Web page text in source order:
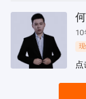
10
现
点